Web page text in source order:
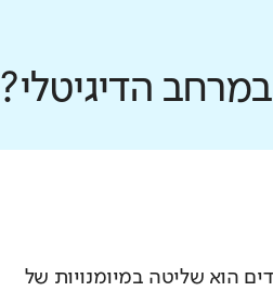
הדיגיטלי?
לתלמידים הוא שליטה במיומנויות של